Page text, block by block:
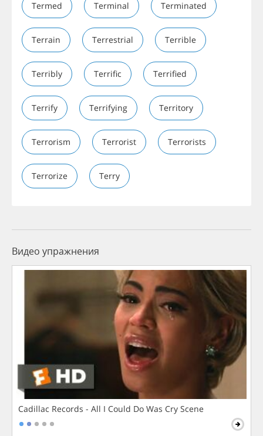
Termed Terminal Terminated
Terrain Terrestrial Terrible
Terribly Terrific Terrified
Terrify Terrifying Territory
Terrorism Terrorist Terrorists
Terrorize Terry
Видео упражнения
Cadillac Records - All I Could Do Was Cry Scene